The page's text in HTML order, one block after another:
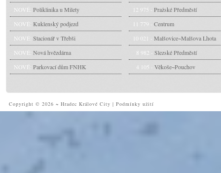
NOVÉ: Poliklinika u Milety
NOVÉ: Kuklenský podjezd
NOVÉ: Stacionář v Třebši
NOVÉ: Nová hvězdárna
NOVÉ: Parkovací dům FNHK
12 975 - Pražské Předměstí
11 779 - Centrum
10 021 - Malšovice~Malšova Lhota
8 982 - Slezské Předměstí
4 105 - Věkoše~Pouchov
Copyright © 2026 ~ Hradec Králové City | Podmínky užití